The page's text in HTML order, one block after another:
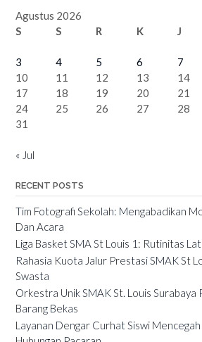
Agustus 2026
S
S R K J
3
4 5 6 7
10
11 12 13 14
17
18 19 20 21
24
25 26 27 28
31
« Jul
RECENT POSTS
Tim Fotografi Sekolah: Mengabadikan
Dan Acara
Liga Basket SMA St Louis 1: Rutinitas
Rahasia Kuota Jalur Prestasi SMAK St
Swasta
Orkestra Unik SMAK St. Louis Surabaya
Barang Bekas
Layanan Dengar Curhat Siswi